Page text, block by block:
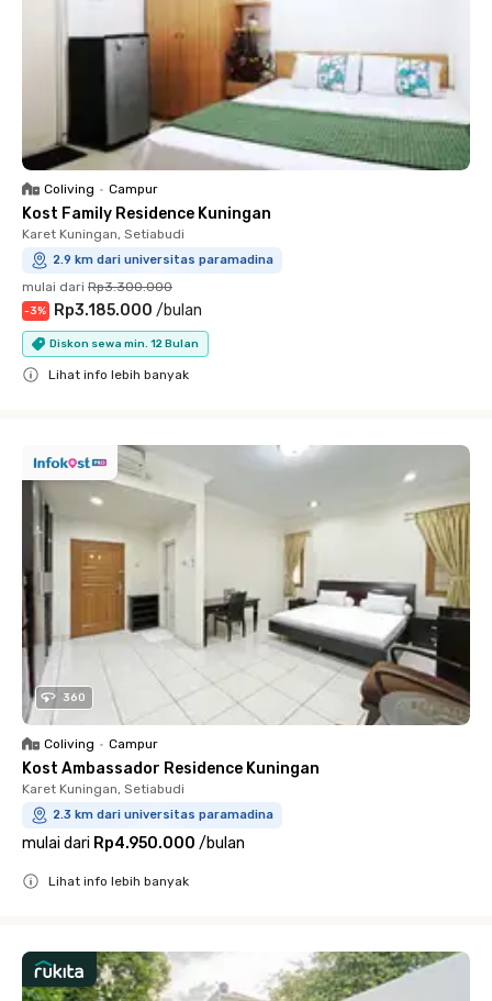
Coliving • Campur
Kost Family Residence Kuningan
Karet Kuningan, Setiabudi
2.9 km dari universitas paramadina
mulai dari Rp3.300.000
-3% Rp3.185.000 /bulan
Diskon sewa min. 12 Bulan
Lihat info lebih banyak
360
Coliving • Campur
Kost Ambassador Residence Kuningan
Karet Kuningan, Setiabudi
2.3 km dari universitas paramadina
mulai dari Rp4.950.000 /bulan
Lihat info lebih banyak